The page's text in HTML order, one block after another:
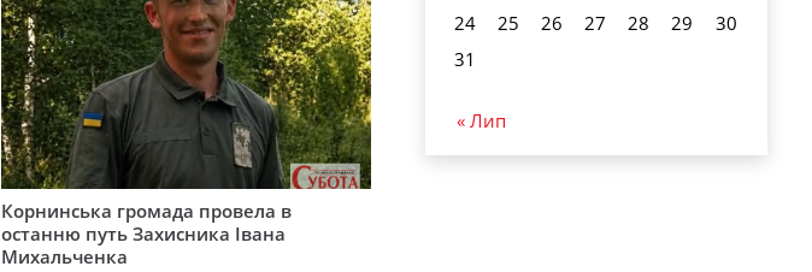
Корнинська громада провела в
останню путь Захисника Івана
Михальченка
24
25 26 27 28 29
30
31
« Лип